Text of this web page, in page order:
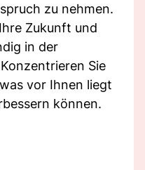
zu nehmen.
Zukunft und
in der
Sie
vor Ihnen liegt
können.